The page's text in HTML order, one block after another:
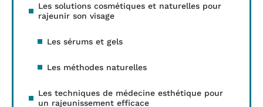
Les solutions cosmétiques et naturelles pour
rajeunir son visage
Les sérums et gels
Les méthodes naturelles
Les techniques de médecine esthétique pour
un rajeunissement efficace